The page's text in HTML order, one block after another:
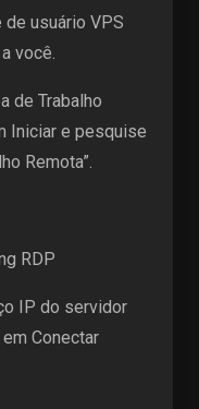
de usuário VPS
você.
de Trabalho
Iniciar e pesquise
Remota”.
IP do servidor
Conectar